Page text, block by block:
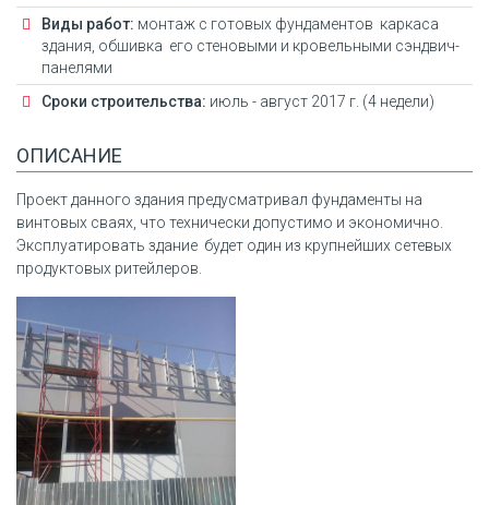
Виды работ: монтаж с готовых фундаментов каркаса
здания, обшивка его стеновыми и кровельными сэндвич-
панелями
Сроки строительства: июль - август 2017 г. (4 недели)
ОПИСАНИЕ
Проект данного здания предусматривал фундаменты на
винтовых сваях, что технически допустимо и экономично.
Эксплуатировать здание будет один из крупнейших сетевых
продуктовых ритейлеров.